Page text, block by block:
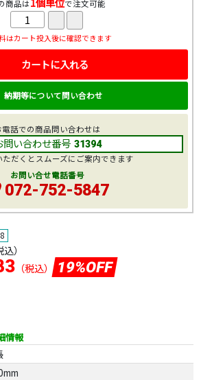
込）
（税込） 19%OFF
情報
商品は で注文可能
はカート投入後に確認できます
カートに入れる
納期等について問い合わせ
電話での商品問い合わせは
問い合わせ番号 31394
ただくとスムーズにご案内できます
お問い合せ電話番号
072-752-5847